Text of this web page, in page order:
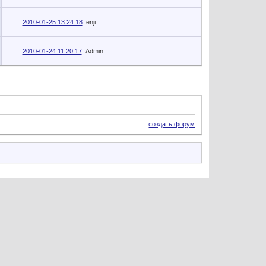
2010-01-25 13:24:18 enji
2010-01-24 11:20:17 Admin
создать форум